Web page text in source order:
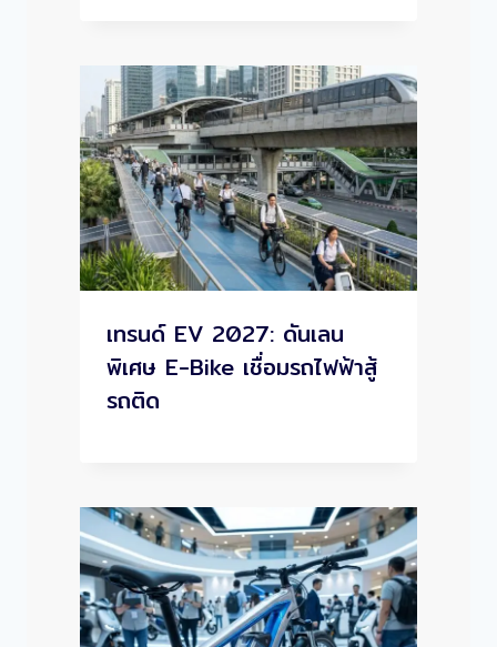
เทรนด์ EV 2027: ดันเลน
พิเศษ E-Bike เชื่อมรถไฟฟ้าสู้
รถติด